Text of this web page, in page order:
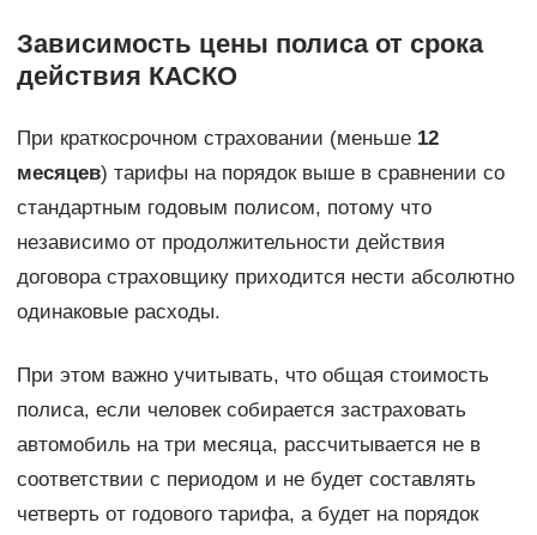
Зависимость цены полиса от срока
действия КАСКО
При краткосрочном страховании (меньше 12
месяцев) тарифы на порядок выше в сравнении со
стандартным годовым полисом, потому что
независимо от продолжительности действия
договора страховщику приходится нести абсолютно
одинаковые расходы.
При этом важно учитывать, что общая стоимость
полиса, если человек собирается застраховать
автомобиль на три месяца, рассчитывается не в
соответствии с периодом и не будет составлять
четверть от годового тарифа, а будет на порядок